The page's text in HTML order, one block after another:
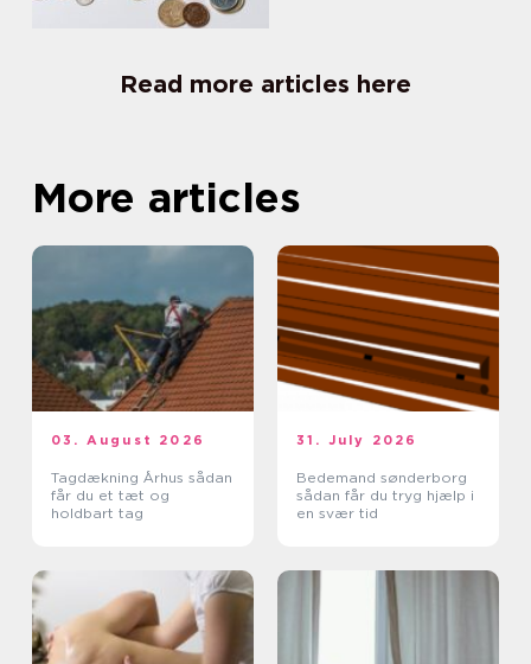
Read more articles here
More articles
03. August 2026
Tagdækning Århus sådan
får du et tæt og
holdbart tag
31. July 2026
Bedemand sønderborg
sådan får du tryg hjælp i
en svær tid